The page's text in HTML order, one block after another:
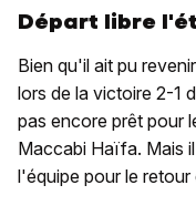
Départ libre
Bien qu'il ait pu
lors de la victoire 2-1
pas encore prêt pour
Maccabi Haïfa. Mais
l'équipe pour le retour